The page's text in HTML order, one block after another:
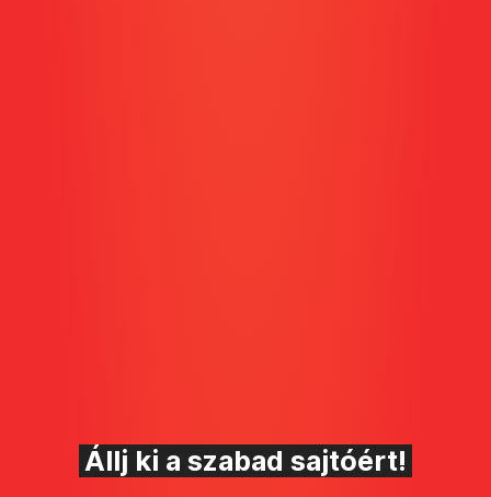
Állj ki a szabad sajtóért!